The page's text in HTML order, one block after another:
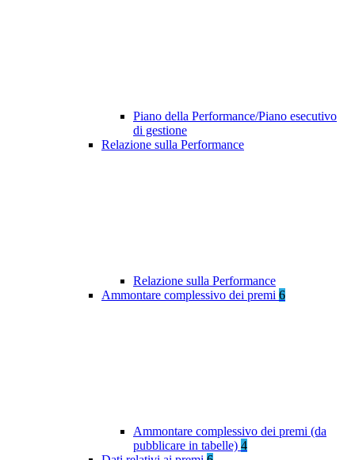
Piano della Performance/Piano esecutivo
di gestione
Relazione sulla Performance
Relazione sulla Performance
Ammontare complessivo dei premi 6
Ammontare complessivo dei premi (da
pubblicare in tabelle) 4